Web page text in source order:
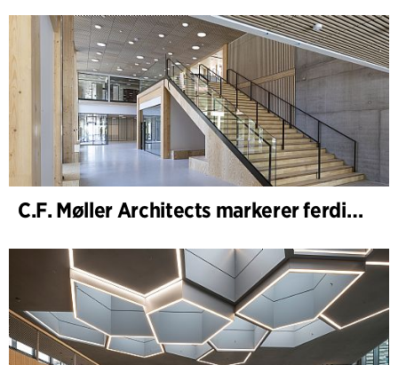
C.F. Møller Architects markerer ferdigstillelsen av WoodHub – Danmarks største kontorbygg i tre